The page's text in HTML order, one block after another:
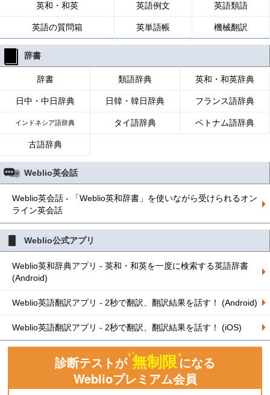
英和・和英 英語例文 英語類語
英語の質問箱 英単語帳 機械翻訳
辞書
辞書 類語辞典 英和・和英辞典
日中・中日辞典 日韓・韓日辞典 フランス語辞典
インドネシア語辞典 タイ語辞典 ベトナム語辞典
古語辞典
Weblio英会話
Weblio英会話 - 「Weblio英和辞書」を使いながら受けられるオン
ライン英会話
Weblio公式アプリ
Weblio英和辞典アプリ - 英和・和英を一度に検索する英語辞書
(Android)
Weblio英語翻訳アプリ - 2秒で翻訳、翻訳結果を話す！ (Android)
Weblio英語翻訳アプリ - 2秒で翻訳、翻訳結果を話す！ (iOS)
診断テストが 無制限になる
Weblioプレミアム会員